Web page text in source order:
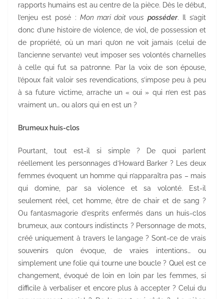
rapports humains est au centre de la pièce. Dès le début,
l’enjeu est posé : Mon mari doit vous posséder. Il s’agit
donc d’une histoire de violence, de viol, de possession et
de propriété, où un mari qu’on ne voit jamais (celui de
l’ancienne servante) veut imposer ses volontés charnelles
à celle qui fut sa patronne. Par la voix de son épouse,
l’époux fait valoir ses revendications, s’impose peu à peu
à sa future victime, arrache un « oui » qui n’en est pas
vraiment un… ou alors qui en est un ?
Brumeux huis-clos
Pourtant, tout est-il si simple ? De quoi parlent
réellement les personnages d’Howard Barker ? Les deux
femmes évoquent un homme qui n’apparaîtra pas – mais
qui domine, par sa violence et sa volonté. Est-il
seulement réel, cet homme, être de chair et de sang ?
Ou fantasmagorie d’esprits enfermés dans un huis-clos
brumeux, aux contours indistincts ? Personnage de mots,
créé uniquement à travers le langage ? Sont-ce de vrais
souvenirs qu’on évoque, de vraies intentions… ou
simplement une folie qui tourne une boucle ? Quel est ce
changement, évoqué de loin en loin par les femmes, si
difficile à verbaliser et encore plus à accepter ? Celui du